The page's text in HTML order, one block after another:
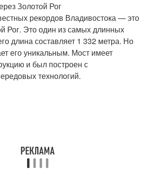
Золотой Рог
рекордов Владивостока — это
Рог. Это один из самых длинных
длина составляет 1 332 метра. Но
его уникальным. Мост имеет
и был построен с
технологий.